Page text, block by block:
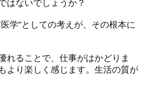
はないでしょうか？
学”としての考えが、その根本に
れることで、仕事がはかどりま
より楽しく感じます。生活の質が